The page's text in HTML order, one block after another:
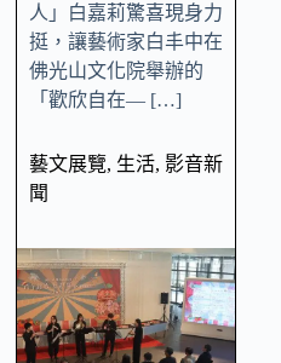
人」白嘉莉驚喜現身力
挺，讓藝術家白丰中在
佛光山文化院舉辦的
「歡欣自在— […]
藝文展覽, 生活, 影音新
聞